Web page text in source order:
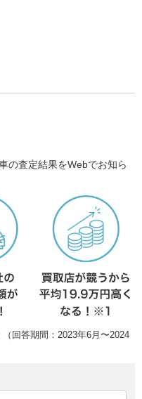
の査定結果をWebでお知ら
回答期間：2023年6月〜2024